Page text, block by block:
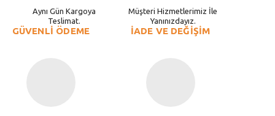
Aynı Gün Kargoya
Teslimat.
Müşteri Hizmetlerimiz İle
Yanınızdayız.
GÜVENLİ ÖDEME İADE VE DEĞİŞİM